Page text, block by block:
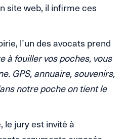
site web, il infirme ces
l’un des avocats prend
à fouiller vos poches, vous
GPS, annuaire, souvenirs,
notre poche on tient le
le jury est invité à